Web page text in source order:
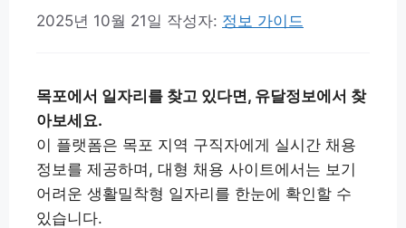
2025년 10월 21일 작성자: 정보 가이드
목포에서 일자리를 찾고 있다면, 유달정보에서 찾
아보세요.
이 플랫폼은 목포 지역 구직자에게 실시간 채용
정보를 제공하며, 대형 채용 사이트에서는 보기
어려운 생활밀착형 일자리를 한눈에 확인할 수
있습니다.